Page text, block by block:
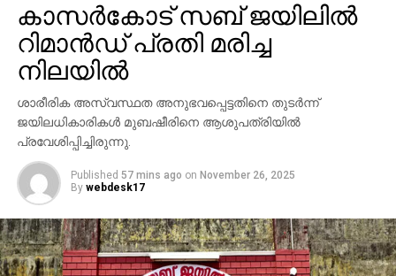
കാസര്‍കോട് സബ് ജയിലില്‍
റിമാന്‍ഡ് പ്രതി മരിച്ച
നിലയില്‍
ശാരീരിക അസ്വസ്ഥത അനുഭവപ്പെട്ടതിനെ തുടര്‍ന്ന്
ജയിലധികാരികള്‍ മുബഷീരിനെ ആശുപത്രിയില്‍
പ്രവേശിപ്പിച്ചിരുന്നു.
Published 57 mins ago on November 26, 2025
By webdesk17